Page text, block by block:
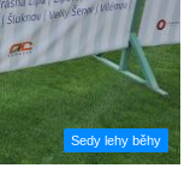
Sedy lehy běhy